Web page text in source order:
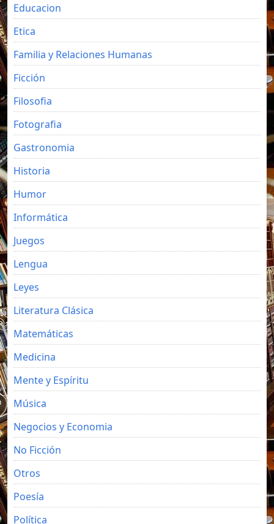
Educacion
Etica
Familia y Relaciones Humanas
Ficción
Filosofia
Fotografia
Gastronomia
Historia
Humor
Informática
Juegos
Lengua
Leyes
Literatura Clásica
Matemáticas
Medicina
Mente y Espíritu
Música
Negocios y Economia
No Ficción
Otros
Poesía
Política